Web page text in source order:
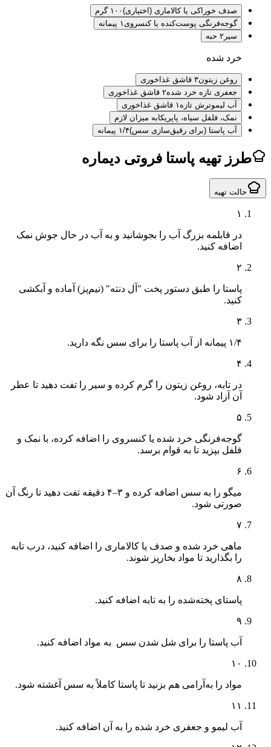
صدف خوراکی یا کالاماری (اختیاری) ۱۰۰ گرم
گوجه‌فرنگی پوست‌کنده یا کنسروی ۱ پیمانه
۲ حبه
خرد شده
روغن زیتون۳ قاشق غذاخوری
جعفری تازه خرد شده۲ قاشق غذاخوری
آب لیموترش تازه۱ قاشق غذاخوری
نمک، فلفل سیاه، پاپریکابه میزان لازم
آب پاستا (برای رقیق‌سازی سس) ۱/۴ پیمانه
تهیه پاستا فروتی دیماره
تهیه
در قابلمه بزرگ آب را بجوشانید و به آب در حال جوش نمک
اضافه کنید.
پاستا را طبق دستور پخت "آل دنته" (نیم‌پز) آماده و آبکشی
در تابه، روغن زیتون را گرم کرده و سیر را تفت دهید تا عطر
آن آزاد شود.
گوجه‌فرنگی خرد شده یا کنسروی را اضافه کرده، با نمک و
فلفل بپزید تا به قوام برسد.
میگو را به سس اضافه کرده و ۳–۴ دقیقه تفت دهید تا رنگ آن
صورتی شود.
ماهی خرد شده و صدف یا کالاماری را اضافه کنید، درب تابه
را بگذارید تا مواد بخارپز شوند.
پاستای پخته‌شده را به تابه اضافه کنید.
آب پاستا را برای شل شدن سس به مواد اضافه کنید.
مواد را به‌آرامی هم بزنید تا پاستا کاملاً به سس آغشته شود.
آب لیمو و جعفری خرد شده را به آن اضافه کنید.